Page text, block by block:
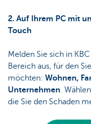
2. Auf Ihrem PC mit
Touch
Melden Sie sich in
Bereich aus, für den
möchten: Wohnen,
Unternehmen .
die Sie den Schaden